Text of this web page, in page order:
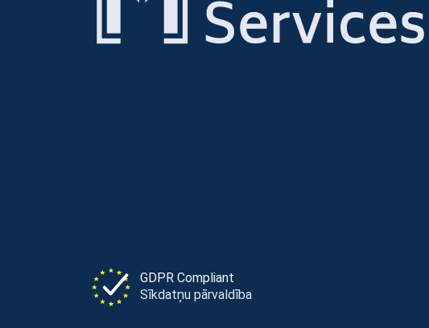
GDPR Compliant
Sīkdatņu pārvaldība